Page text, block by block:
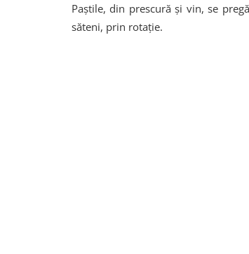
Paștile, din prescură și vin, se
săteni, prin rotație.